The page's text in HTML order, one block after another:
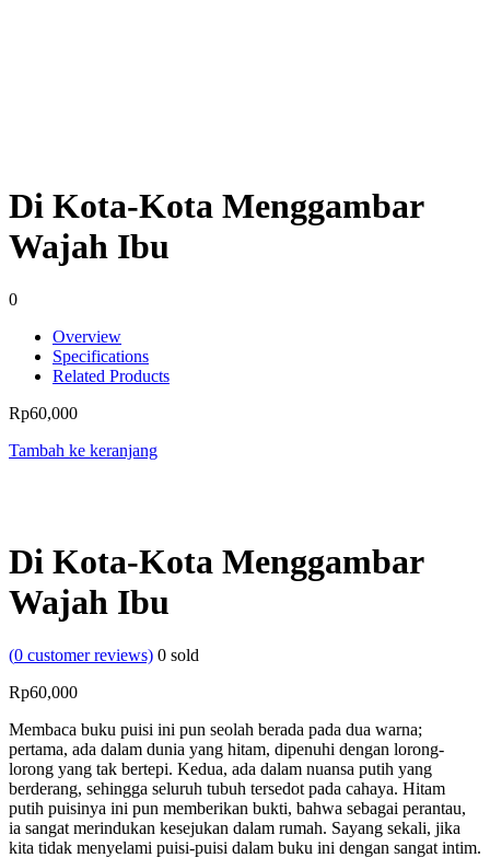
Di Kota-Kota Menggambar
Wajah Ibu
0
Overview
Specifications
Related Products
Rp60,000
Tambah ke keranjang
Di Kota-Kota Menggambar
Wajah Ibu
(0 customer reviews) 0 sold
Rp60,000
Membaca buku puisi ini pun seolah berada pada dua warna;
pertama, ada dalam dunia yang hitam, dipenuhi dengan lorong-
lorong yang tak bertepi. Kedua, ada dalam nuansa putih yang
berderang, sehingga seluruh tubuh tersedot pada cahaya. Hitam
putih puisinya ini pun memberikan bukti, bahwa sebagai perantau,
ia sangat merindukan kesejukan dalam rumah. Sayang sekali, jika
kita tidak menyelami puisi-puisi dalam buku ini dengan sangat intim.